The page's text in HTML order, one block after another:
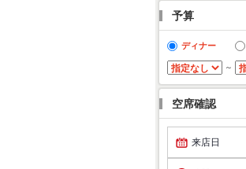
予算
ディナー
～
空席確認